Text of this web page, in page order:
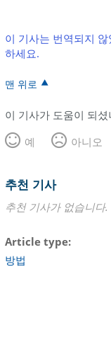
이 기사는 번역되지
하세요.
맨 위로
이 기사가 도움이 되셨
예
아니오
추천 기사
추천 기사가 없습니다.
Article type
방법